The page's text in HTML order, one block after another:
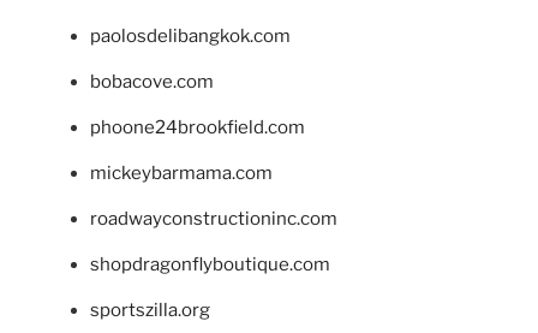
paolosdelibangkok.com
bobacove.com
phoone24brookfield.com
mickeybarmama.com
roadwayconstructioninc.com
shopdragonflyboutique.com
sportszilla.org